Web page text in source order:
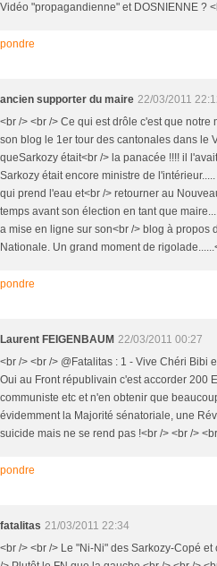
Vidéo "propagandienne" et DOSNIENNE ?
ancien supporter du maire 22/03/2011
<br /> <br /> Ce qui est drôle c'est que
son blog le 1er tour des cantonales dans le
queSarkozy était<br /> la panacée !!!! il
Sarkozy était encore ministre de
qui prend l'eau et<br /> retourner au
temps avant son élection en tant que
a mise en ligne sur son<br /> blog à propos
Nationale. Un grand moment de
Laurent FEIGENBAUM 22/03/2011 00:27
<br /> <br /> @Fatalitas : 1 - Vive Chéri Bibi
Oui au Front républivain c'est accorder 200
communiste etc et n'en obtenir que
évidemment la Majorité sénatoriale, une
suicide mais ne se rend pas !<br /> <br />
fatalitas 21/03/2011 22:34
<br /> <br /> Le "Ni-Ni" des Sarkozy-Copé